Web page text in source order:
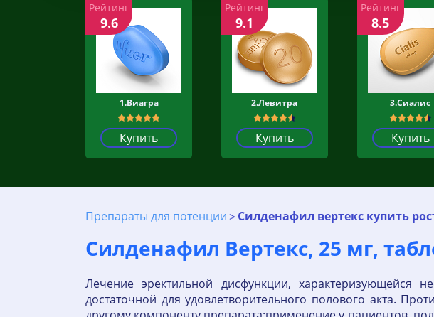
1.Виагра
Купить
Рейтинг
9.6
2.Левитра
Купить
Рейтинг
9.1
3.Сиалис
Купить
Рейтинг
8.5
Препараты для потенции Силденафил вертекс купить
Силденафил Вертекс, 25 мг,
Лечение эректильной дисфункции, характеризующейся
достаточной для удовлетворительного полового акта.